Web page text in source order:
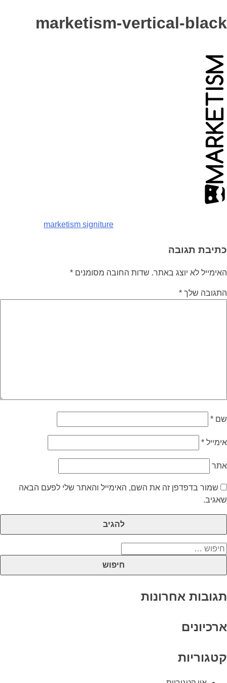
marketism-vertical-black
marketism signiture
כתיבת תגובה
האימייל לא יוצג באתר. שדות החובה מסומנים *
התגובה שלך *
שם *
אימייל *
אתר
שמור בדפדפן זה את השם, האימייל והאתר שלי לפעם הבאה
שאגיב.
חיפוש:
תגובות אחרונות
ארכיונים
קטגוריות